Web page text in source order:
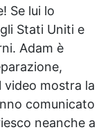
Se lui lo
Stati Uniti e
Adam è
video mostra la
comunicato
neanche a